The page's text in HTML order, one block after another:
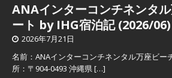
ANAインターコンチネンタ
ート by IHG宿泊記 (2026/
2026年7月21日
名前：ANAインターコンチネンタル万座ビー
所：〒904-0493 沖縄県[…]